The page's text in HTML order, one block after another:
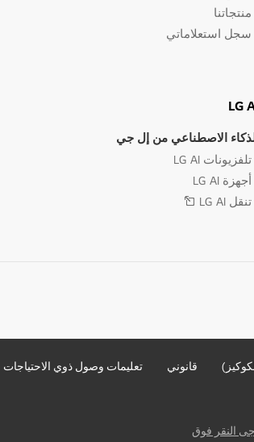
منتجاتنا
سجل استعلاماتي
LG
الاصطناعي من إل جي
تلفزيونات LG AI
أجهزة LG AI
تنقل LG AI
قانوني
تعليمات وصول ذوي الاحتياجات
النقر فوق